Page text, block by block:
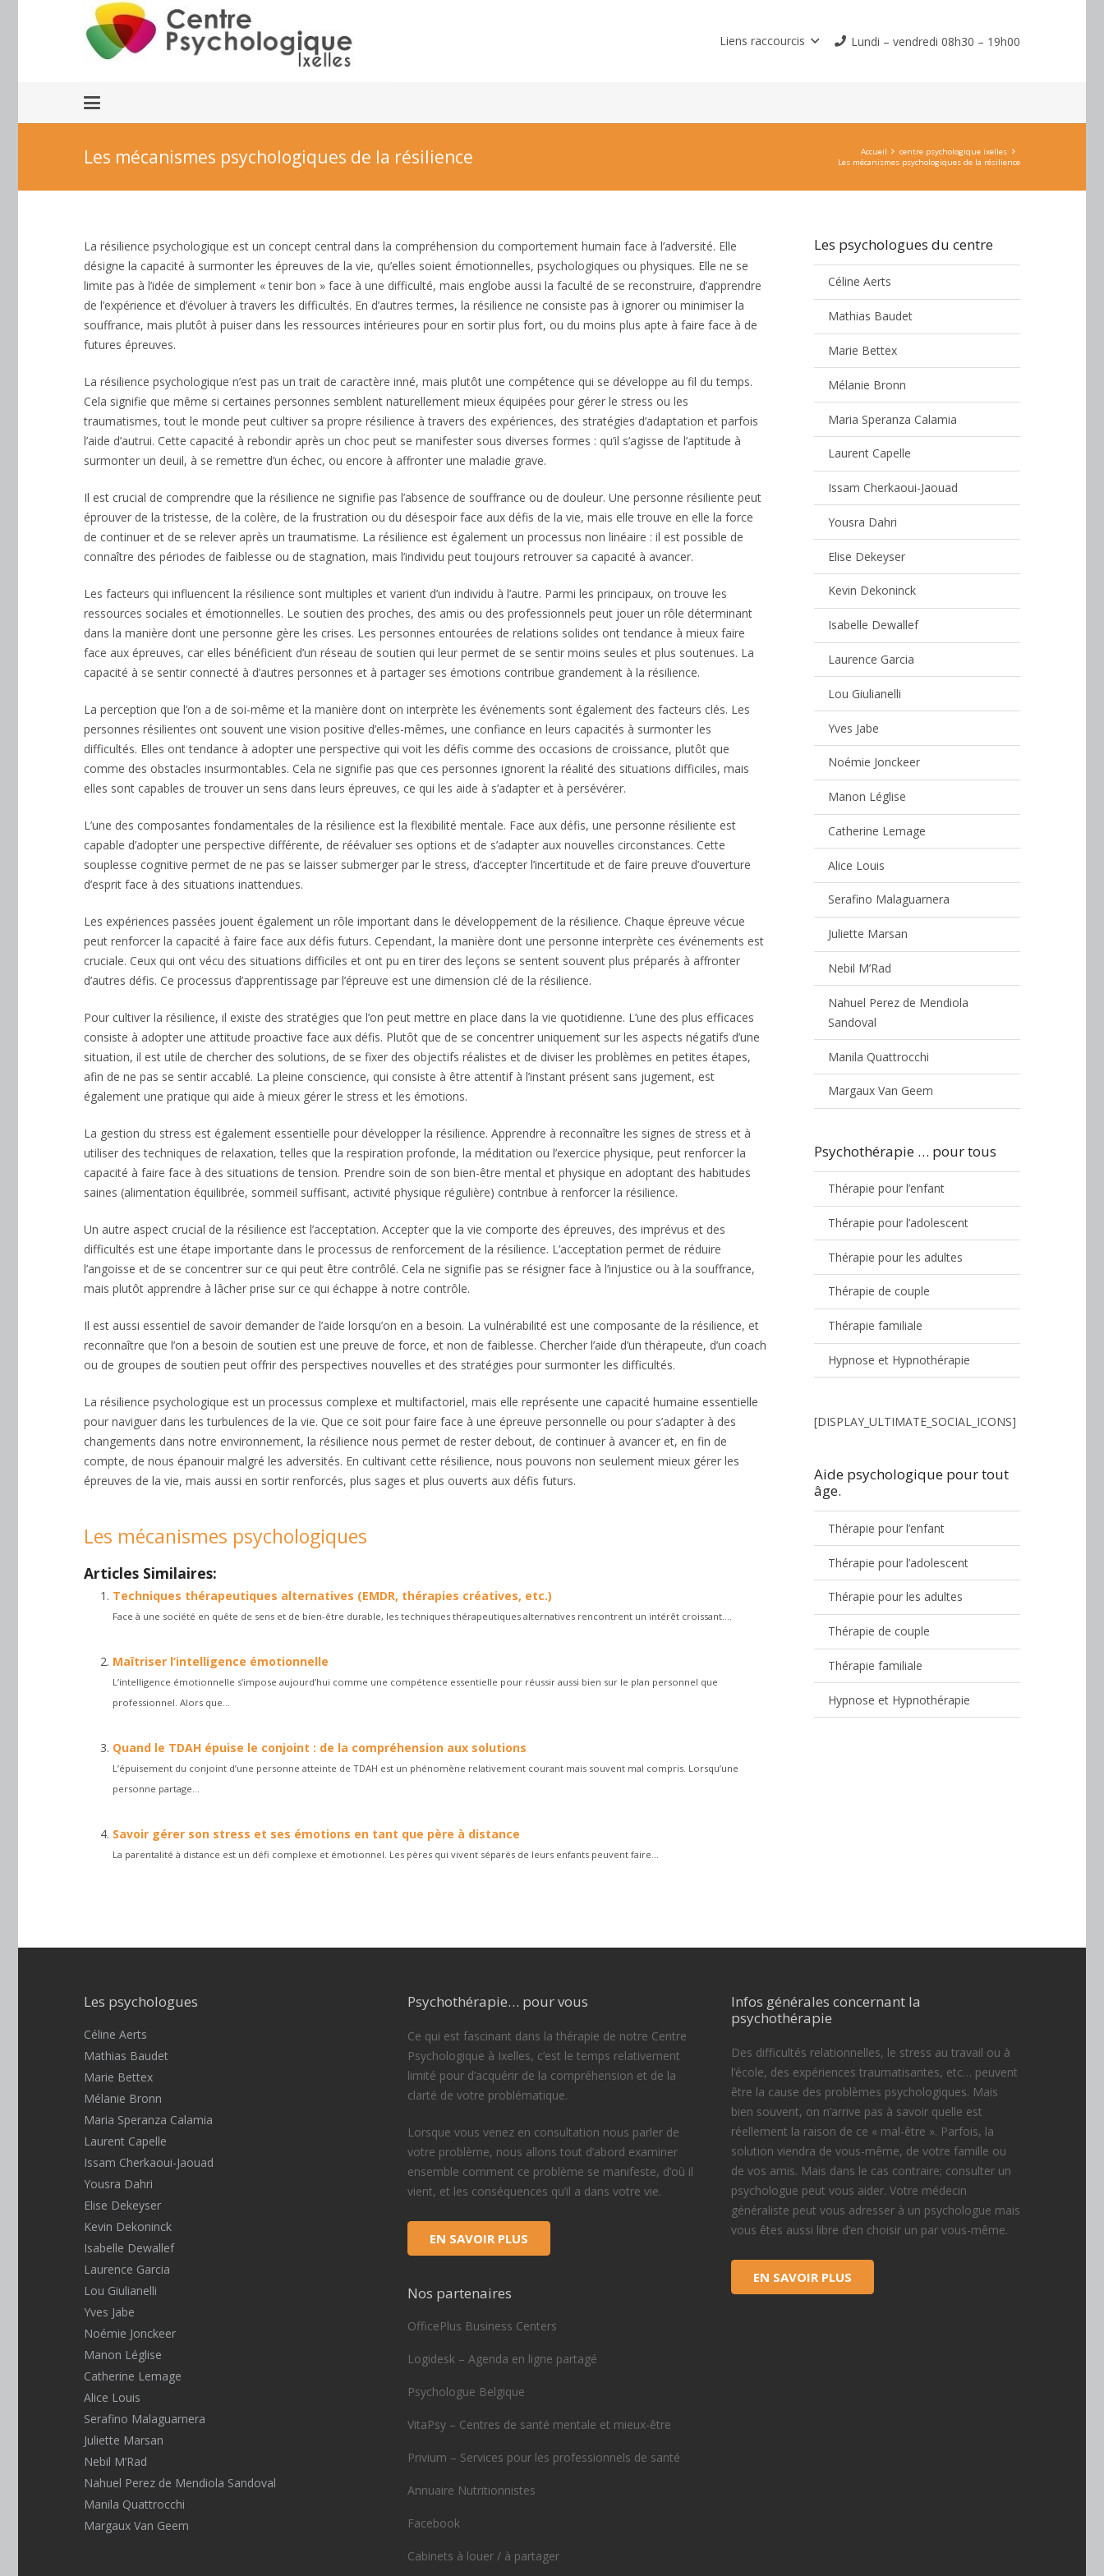
Liens raccourcis Lundi – vendredi 08h30 – 19h00
Les mécanismes psychologiques de la résilience Accueil
centre psychologique ixelles
Les mécanismes psychologiques de la résilience
La résilience psychologique est un concept central dans la compréhension du comportement humain face à l’adversité. Elle
désigne la capacité à surmonter les épreuves de la vie, qu’elles soient émotionnelles, psychologiques ou physiques. Elle ne se
limite pas à l’idée de simplement « tenir bon » face à une difficulté, mais englobe aussi la faculté de se reconstruire, d’apprendre
de l’expérience et d’évoluer à travers les difficultés. En d’autres termes, la résilience ne consiste pas à ignorer ou minimiser la
souffrance, mais plutôt à puiser dans les ressources intérieures pour en sortir plus fort, ou du moins plus apte à faire face à de
futures épreuves.
La résilience psychologique n’est pas un trait de caractère inné, mais plutôt une compétence qui se développe au fil du temps.
Cela signifie que même si certaines personnes semblent naturellement mieux équipées pour gérer le stress ou les
traumatismes, tout le monde peut cultiver sa propre résilience à travers des expériences, des stratégies d’adaptation et parfois
l’aide d’autrui. Cette capacité à rebondir après un choc peut se manifester sous diverses formes : qu’il s’agisse de l’aptitude à
surmonter un deuil, à se remettre d’un échec, ou encore à affronter une maladie grave.
Il est crucial de comprendre que la résilience ne signifie pas l’absence de souffrance ou de douleur. Une personne résiliente peut
éprouver de la tristesse, de la colère, de la frustration ou du désespoir face aux défis de la vie, mais elle trouve en elle la force
de continuer et de se relever après un traumatisme. La résilience est également un processus non linéaire : il est possible de
connaître des périodes de faiblesse ou de stagnation, mais l’individu peut toujours retrouver sa capacité à avancer.
Les facteurs qui influencent la résilience sont multiples et varient d’un individu à l’autre. Parmi les principaux, on trouve les
ressources sociales et émotionnelles. Le soutien des proches, des amis ou des professionnels peut jouer un rôle déterminant
dans la manière dont une personne gère les crises. Les personnes entourées de relations solides ont tendance à mieux faire
face aux épreuves, car elles bénéficient d’un réseau de soutien qui leur permet de se sentir moins seules et plus soutenues. La
capacité à se sentir connecté à d’autres personnes et à partager ses émotions contribue grandement à la résilience.
La perception que l’on a de soi-même et la manière dont on interprète les événements sont également des facteurs clés. Les
personnes résilientes ont souvent une vision positive d’elles-mêmes, une confiance en leurs capacités à surmonter les
difficultés. Elles ont tendance à adopter une perspective qui voit les défis comme des occasions de croissance, plutôt que
comme des obstacles insurmontables. Cela ne signifie pas que ces personnes ignorent la réalité des situations difficiles, mais
elles sont capables de trouver un sens dans leurs épreuves, ce qui les aide à s’adapter et à persévérer.
L’une des composantes fondamentales de la résilience est la flexibilité mentale. Face aux défis, une personne résiliente est
capable d’adopter une perspective différente, de réévaluer ses options et de s’adapter aux nouvelles circonstances. Cette
souplesse cognitive permet de ne pas se laisser submerger par le stress, d’accepter l’incertitude et de faire preuve d’ouverture
d’esprit face à des situations inattendues.
Les expériences passées jouent également un rôle important dans le développement de la résilience. Chaque épreuve vécue
peut renforcer la capacité à faire face aux défis futurs. Cependant, la manière dont une personne interprète ces événements est
cruciale. Ceux qui ont vécu des situations difficiles et ont pu en tirer des leçons se sentent souvent plus préparés à affronter
d’autres défis. Ce processus d’apprentissage par l’épreuve est une dimension clé de la résilience.
Pour cultiver la résilience, il existe des stratégies que l’on peut mettre en place dans la vie quotidienne. L’une des plus efficaces
consiste à adopter une attitude proactive face aux défis. Plutôt que de se concentrer uniquement sur les aspects négatifs d’une
situation, il est utile de chercher des solutions, de se fixer des objectifs réalistes et de diviser les problèmes en petites étapes,
afin de ne pas se sentir accablé. La pleine conscience, qui consiste à être attentif à l’instant présent sans jugement, est
également une pratique qui aide à mieux gérer le stress et les émotions.
La gestion du stress est également essentielle pour développer la résilience. Apprendre à reconnaître les signes de stress et à
utiliser des techniques de relaxation, telles que la respiration profonde, la méditation ou l’exercice physique, peut renforcer la
capacité à faire face à des situations de tension. Prendre soin de son bien-être mental et physique en adoptant des habitudes
saines (alimentation équilibrée, sommeil suffisant, activité physique régulière) contribue à renforcer la résilience.
Un autre aspect crucial de la résilience est l’acceptation. Accepter que la vie comporte des épreuves, des imprévus et des
difficultés est une étape importante dans le processus de renforcement de la résilience. L’acceptation permet de réduire
l’angoisse et de se concentrer sur ce qui peut être contrôlé. Cela ne signifie pas se résigner face à l’injustice ou à la souffrance,
mais plutôt apprendre à lâcher prise sur ce qui échappe à notre contrôle.
Il est aussi essentiel de savoir demander de l’aide lorsqu’on en a besoin. La vulnérabilité est une composante de la résilience, et
reconnaître que l’on a besoin de soutien est une preuve de force, et non de faiblesse. Chercher l’aide d’un thérapeute, d’un coach
ou de groupes de soutien peut offrir des perspectives nouvelles et des stratégies pour surmonter les difficultés.
La résilience psychologique est un processus complexe et multifactoriel, mais elle représente une capacité humaine essentielle
pour naviguer dans les turbulences de la vie. Que ce soit pour faire face à une épreuve personnelle ou pour s’adapter à des
changements dans notre environnement, la résilience nous permet de rester debout, de continuer à avancer et, en fin de
compte, de nous épanouir malgré les adversités. En cultivant cette résilience, nous pouvons non seulement mieux gérer les
épreuves de la vie, mais aussi en sortir renforcés, plus sages et plus ouverts aux défis futurs.
Les mécanismes psychologiques
Articles Similaires:
Techniques thérapeutiques alternatives (EMDR, thérapies créatives, etc.)
Face à une société en quête de sens et de bien-être durable, les techniques thérapeutiques alternatives rencontrent un intérêt croissant....
Maîtriser l’intelligence émotionnelle
L’intelligence émotionnelle s’impose aujourd’hui comme une compétence essentielle pour réussir aussi bien sur le plan personnel que
professionnel. Alors que...
Quand le TDAH épuise le conjoint : de la compréhension aux solutions
L’épuisement du conjoint d’une personne atteinte de TDAH est un phénomène relativement courant mais souvent mal compris. Lorsqu’une
personne partage...
Savoir gérer son stress et ses émotions en tant que père à distance
La parentalité à distance est un défi complexe et émotionnel. Les pères qui vivent séparés de leurs enfants peuvent faire...
Les psychologues du centre
Céline Aerts
Mathias Baudet
Marie Bettex
Mélanie Bronn
Maria Speranza Calamia
Laurent Capelle
Issam Cherkaoui-Jaouad
Yousra Dahri
Elise Dekeyser
Kevin Dekoninck
Isabelle Dewallef
Laurence Garcia
Lou Giulianelli
Yves Jabe
Noémie Jonckeer
Manon Léglise
Catherine Lemage
Alice Louis
Serafino Malaguarnera
Juliette Marsan
Nebil M’Rad
Nahuel Perez de Mendiola
Sandoval
Manila Quattrocchi
Margaux Van Geem
Psychothérapie … pour tous
Thérapie pour l’enfant
Thérapie pour l’adolescent
Thérapie pour les adultes
Thérapie de couple
Thérapie familiale
Hypnose et Hypnothérapie
[DISPLAY_ULTIMATE_SOCIAL_ICONS]
Aide psychologique pour tout
âge.
Thérapie pour l’enfant
Thérapie pour l’adolescent
Thérapie pour les adultes
Thérapie de couple
Thérapie familiale
Hypnose et Hypnothérapie
Les psychologues
Céline Aerts
Mathias Baudet
Marie Bettex
Mélanie Bronn
Maria Speranza Calamia
Laurent Capelle
Issam Cherkaoui-Jaouad
Yousra Dahri
Elise Dekeyser
Kevin Dekoninck
Isabelle Dewallef
Laurence Garcia
Lou Giulianelli
Yves Jabe
Noémie Jonckeer
Manon Léglise
Catherine Lemage
Alice Louis
Serafino Malaguarnera
Juliette Marsan
Nebil M’Rad
Nahuel Perez de Mendiola Sandoval
Manila Quattrocchi
Margaux Van Geem
Psychothérapie… pour vous
Ce qui est fascinant dans la thérapie de notre Centre
Psychologique à Ixelles, c’est le temps relativement
limité pour d’acquérir de la compréhension et de la
clarté de votre problématique.
Lorsque vous venez en consultation nous parler de
votre problème, nous allons tout d’abord examiner
ensemble comment ce problème se manifeste, d’où il
vient, et les conséquences qu’il a dans votre vie.
EN SAVOIR PLUS
Nos partenaires
OfficePlus Business Centers
Logidesk – Agenda en ligne partagé
Psychologue Belgique
VitaPsy – Centres de santé mentale et mieux-être
Privium – Services pour les professionnels de santé
Annuaire Nutritionnistes
Facebook
Cabinets à louer / à partager
Infos générales concernant la
psychothérapie
Des difficultés relationnelles, le stress au travail ou à
l’école, des expériences traumatisantes, etc… peuvent
être la cause des problèmes psychologiques. Mais
bien souvent, on n’arrive pas à savoir quelle est
réellement la raison de ce « mal-être ». Parfois, la
solution viendra de vous-même, de votre famille ou
de vos amis. Mais dans le cas contraire; consulter un
psychologue peut vous aider. Votre médecin
généraliste peut vous adresser à un psychologue mais
vous êtes aussi libre d’en choisir un par vous-même.
EN SAVOIR PLUS